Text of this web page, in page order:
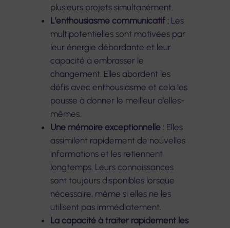
plusieurs projets simultanément.
L’enthousiasme communicatif :Les
multipotentielles sont motivées par
leur énergie débordante et leur
capacité à embrasser le
changement. Elles abordent les
défis avec enthousiasme et cela les
pousse à donner le meilleur d’elles-
mêmes.
Une mémoire exceptionnelle :Elles
assimilent rapidement de nouvelles
informations et les retiennent
longtemps. Leurs connaissances
sont toujours disponibles lorsque
nécessaire, même si elles ne les
utilisent pas immédiatement.
La capacité à traiter rapidement les